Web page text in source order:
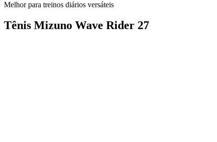
Melhor para treinos diários versáteis
Tênis Mizuno Wave Rider 27